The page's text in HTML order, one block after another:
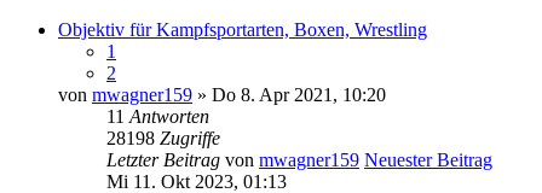
Objektiv für Kampfsportarten, Boxen, Wrestling
1
2
von mwagner159 » Do 8. Apr 2021, 10:20
11 Antworten
28198 Zugriffe
Letzter Beitrag von mwagner159 Neuester Beitrag
Mi 11. Okt 2023, 01:13